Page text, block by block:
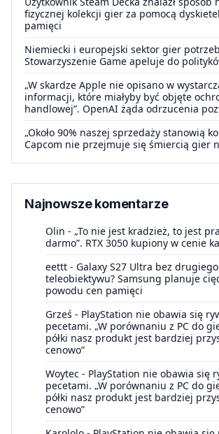
fizycznej kolekcji gier za pomocą
pamięci
Niemiecki i europejski sektor gier
Stowarzyszenie Game apeluje do
„W skardze Apple nie opisano w
informacji, które miałyby być objęte
handlowej”. OpenAI żąda odrzucenia
„Około 90% naszej sprzedaży stanowią
Capcom nie przejmuje się śmiercią gier
Najnowsze komentarze
Olin - „To nie jest kradzież, to jest
darmo”. RTX 3050 kupiony w cenie
eettt - Galaxy S27 Ultra bez drugiego
teleobiektywu? Samsung planuje
powodu cen pamięci
Grześ - PlayStation nie obawia się
pecetami. „W porównaniu z PC do
półki nasz produkt jest bardziej
cenowo”
Woytec - PlayStation nie obawia się
pecetami. „W porównaniu z PC do
półki nasz produkt jest bardziej
cenowo”